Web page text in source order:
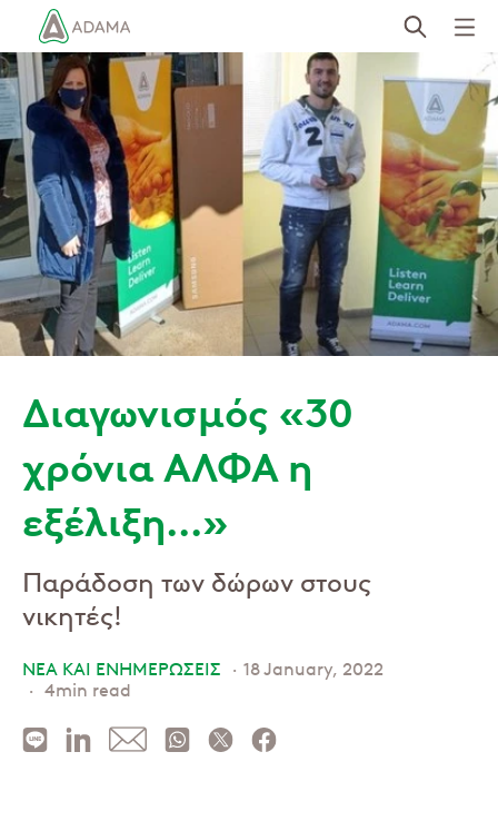
main
content
Διαγωνισμός «30
χρόνια ΑΛΦΑ η
εξέλιξη…»
Παράδοση των δώρων στους
νικητές!
ΝΕΑ ΚΑΙ ΕΝΗΜΕΡΩΣΕΙΣ
18 January, 2022
4min read